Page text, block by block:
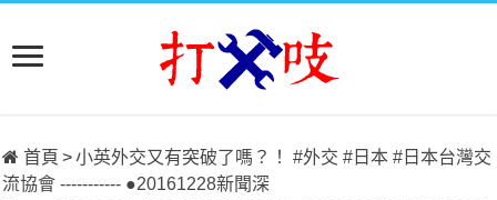
首頁 >小英外交又有突破了嗎？！ #外交 #日本 #日本台灣交
流協會 ----------- ●20161228新聞深